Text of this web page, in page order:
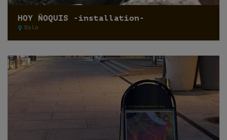
HOY ÑOQUIS -installation-
Oslo